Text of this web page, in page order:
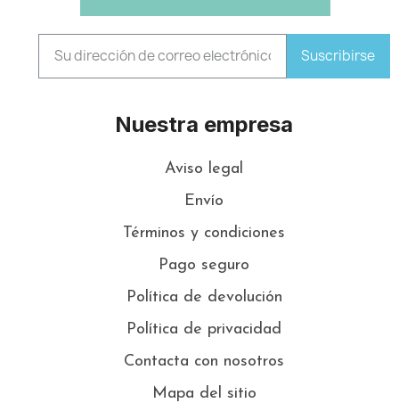
Suscribirse
Nuestra empresa
Aviso legal
Envío
Términos y condiciones
Pago seguro
Política de devolución
Política de privacidad
Contacta con nosotros
Mapa del sitio